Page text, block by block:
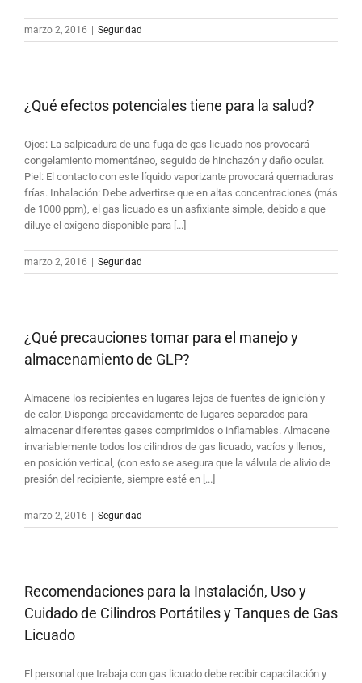
marzo 2, 2016 Seguridad
¿Qué efectos potenciales tiene para la salud?
Ojos: La salpicadura de una fuga de gas licuado nos provocará
congelamiento momentáneo, seguido de hinchazón y daño ocular.
Piel: El contacto con este líquido vaporizante provocará quemaduras
frías. Inhalación: Debe advertirse que en altas concentraciones (más
de 1000 ppm), el gas licuado es un asfixiante simple, debido a que
diluye el oxígeno disponible para [...]
marzo 2, 2016 Seguridad
¿Qué precauciones tomar para el manejo y
almacenamiento de GLP?
Almacene los recipientes en lugares lejos de fuentes de ignición y
de calor. Disponga precavidamente de lugares separados para
almacenar diferentes gases comprimidos o inflamables. Almacene
invariablemente todos los cilindros de gas licuado, vacíos y llenos,
en posición vertical, (con esto se asegura que la válvula de alivio de
presión del recipiente, siempre esté en [...]
marzo 2, 2016 Seguridad
Recomendaciones para la Instalación, Uso y
Cuidado de Cilindros Portátiles y Tanques de Gas
Licuado
El personal que trabaja con gas licuado debe recibir capacitación y